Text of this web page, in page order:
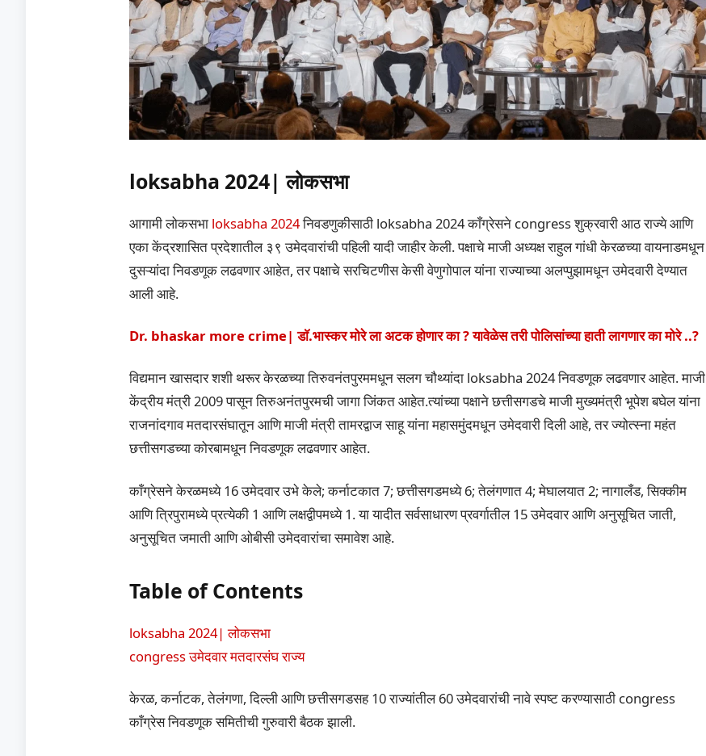
loksabha 2024| लोकसभा
आगामी लोकसभा loksabha 2024निवडणुकीसाठी loksabha 2024 काँग्रेसने congress शुक्रवारी आठ राज्ये आणि
एका केंद्रशासित प्रदेशातील ३९ उमेदवारांची पहिली यादी जाहीर केली. पक्षाचे माजी अध्यक्ष राहुल गांधी केरळच्या वायनाडमधून
दुसऱ्यांदा निवडणूक लढवणार आहेत, तर पक्षाचे सरचिटणीस केसी वेणुगोपाल यांना राज्याच्या अलप्पुझामधून उमेदवारी देण्यात
आली आहे.
Dr. bhaskar more crime| डाॅ.भास्कर मोरे ला अटक होणार का ? यावेळेस तरी पोलिसांच्या हाती लागणार का मोरे ..?
विद्यमान खासदार शशी थरूर केरळच्या तिरुवनंतपुरममधून सलग चौथ्यांदा loksabha 2024 निवडणूक लढवणार आहेत. माजी
केंद्रीय मंत्री 2009 पासून तिरुअनंतपुरमची जागा जिंकत आहेत.त्यांच्या पक्षाने छत्तीसगडचे माजी मुख्यमंत्री भूपेश बघेल यांना
राजनांदगाव मतदारसंघातून आणि माजी मंत्री तामरद्वाज साहू यांना महासमुंदमधून उमेदवारी दिली आहे, तर ज्योत्स्ना महंत
छत्तीसगडच्या कोरबामधून निवडणूक लढवणार आहेत.
काँग्रेसने केरळमध्ये 16 उमेदवार उभे केले; कर्नाटकात 7; छत्तीसगडमध्ये 6; तेलंगणात 4; मेघालयात 2; नागालँड, सिक्कीम
आणि त्रिपुरामध्ये प्रत्येकी 1 आणि लक्षद्वीपमध्ये 1. या यादीत सर्वसाधारण प्रवर्गातील 15 उमेदवार आणि अनुसूचित जाती,
अनुसूचित जमाती आणि ओबीसी उमेदवारांचा समावेश आहे.
Table of Contents
loksabha 2024| लोकसभा
congress उमेदवार मतदारसंघ राज्य
केरळ, कर्नाटक, तेलंगणा, दिल्ली आणि छत्तीसगडसह 10 राज्यांतील 60 उमेदवारांची नावे स्पष्ट करण्यासाठी congress
काँग्रेस निवडणूक समितीची गुरुवारी बैठक झाली.